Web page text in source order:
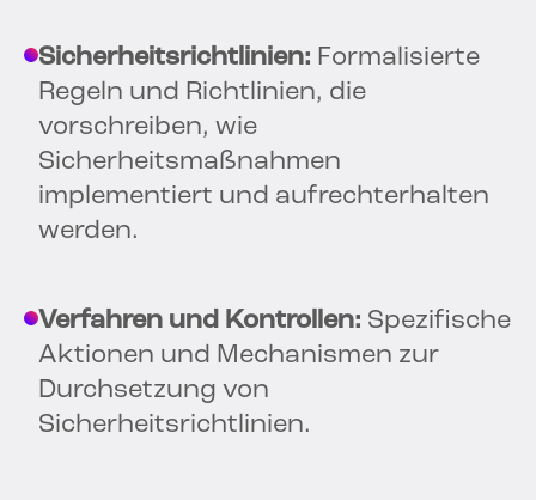
Sicherheitsrichtlinien: Formalisierte
Regeln und Richtlinien, die
vorschreiben, wie
Sicherheitsmaßnahmen
implementiert und aufrechterhalten
werden.
Verfahren und Kontrollen: Spezifische
Aktionen und Mechanismen zur
Durchsetzung von
Sicherheitsrichtlinien.